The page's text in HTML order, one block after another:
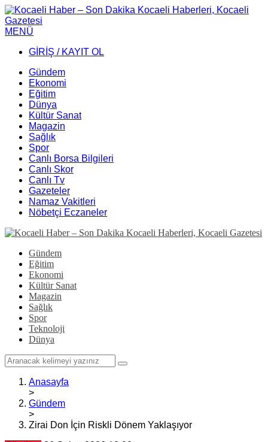
MENÜ
GİRİŞ / KAYIT OL
Gündem
Ekonomi
Eğitim
Dünya
Kültür Sanat
Magazin
Sağlık
Spor
Canlı Borsa Bilgileri
Canlı Skor
Canlı Tv
Gazeteler
Namaz Vakitleri
Nöbetçi Eczaneler
Gündem
Eğitim
Ekonomi
Kültür Sanat
Magazin
Sağlık
Spor
Teknoloji
Dünya
Anasayfa
>
Gündem
>
Zirai Don İçin Riskli Dönem Yaklaşıyor